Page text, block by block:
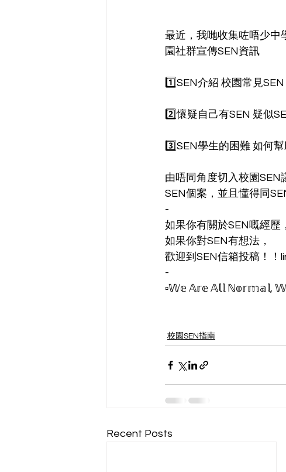
最近，我哋收集咗唔少中
園社群宣傳SEN資訊
1️⃣SEN介紹 校園常見SEN
2️⃣懷疑自己有SEN 疑似
3️⃣SEN學生的困難 如何
由唔同角度切入校園SEN
SEN個案，並且懂得同
-
如果你有關於SEN嘅經歷
如果你對SEN有想法，
歡迎到SEN信箱投稿！！
-
▫️𝕎𝕖 𝔸𝕣𝕖 𝔸𝕝𝕝 ℕ𝕠𝕣𝕞𝕒𝕝,
校園SEN指南
Recent Posts